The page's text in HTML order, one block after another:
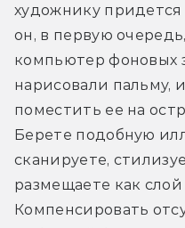
художнику придется
он, в первую
компьютер фоновых
нарисовали пальму,
поместить ее на
Берете подобную
сканируете,
размещаете как
Компенсировать